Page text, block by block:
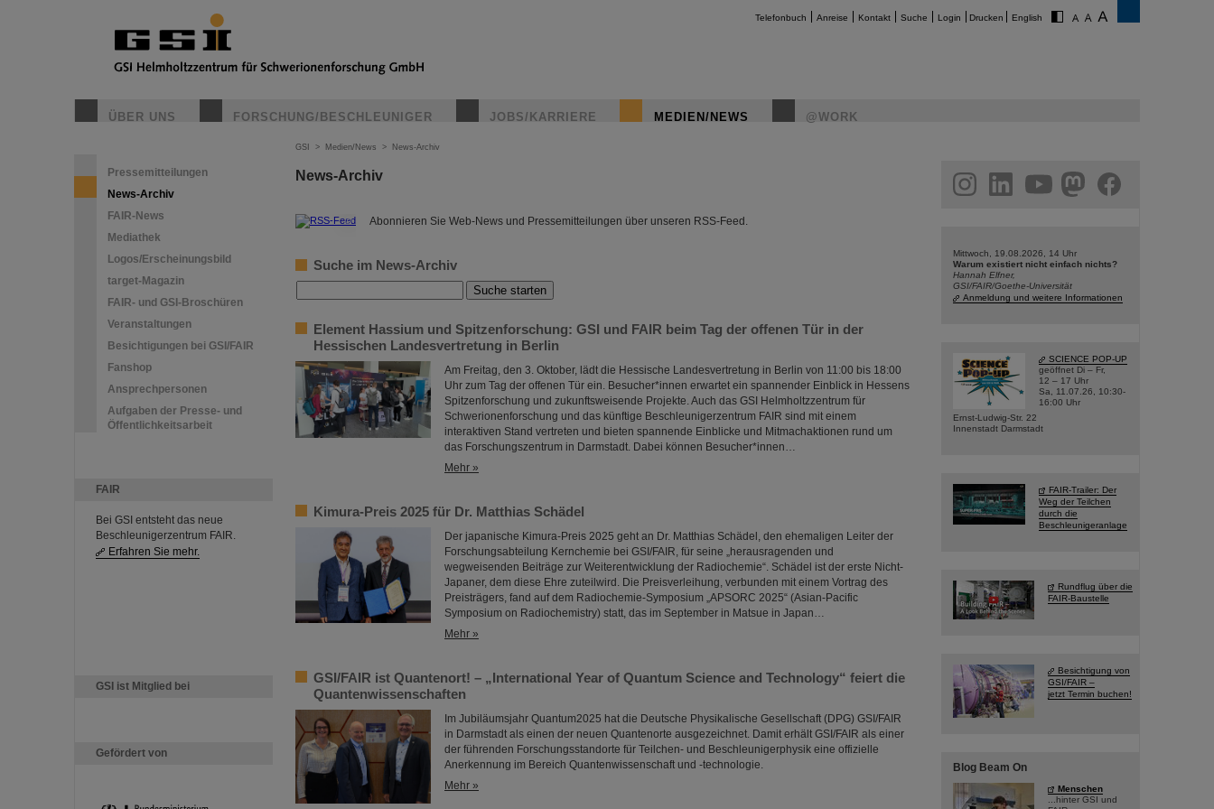
Telefonbuch Anreise Kontakt Suche Login Drucken English
ÜBER UNS FORSCHUNG/BESCHLEUNIGER JOBS/KARRIERE MEDIEN/NEWS @WORK
Pressemitteilungen
News-Archiv
FAIR-News
Mediathek
Logos/Erscheinungsbild
target-Magazin
FAIR- und GSI-Broschüren
Veranstaltungen
Besichtigungen bei GSI/FAIR
Fanshop
Ansprechpersonen
Aufgaben der Presse- und
Öffentlichkeitsarbeit
FAIR
Bei GSI entsteht das neue
Beschleunigerzentrum FAIR.
Erfahren Sie mehr.
GSI ist Mitglied bei
Gefördert von
GSI > Medien/News > News-Archiv
News-Archiv
© Abonnieren Sie Web-News und Pressemitteilungen über unseren RSS-Feed.
Suche im News-Archiv
Element Hassium und Spitzenforschung: GSI und FAIR beim Tag der offenen Tür in der
Hessischen Landesvertretung in Berlin
Am Freitag, den 3. Oktober, lädt die Hessische Landesvertretung in Berlin von 11:00 bis 18:00
Uhr zum Tag der offenen Tür ein. Besucher*innen erwartet ein spannender Einblick in Hessens
Spitzenforschung und zukunftsweisende Projekte. Auch das GSI Helmholtzzentrum für
Schwerionenforschung und das künftige Beschleunigerzentrum FAIR sind mit einem
interaktiven Stand vertreten und bieten spannende Einblicke und Mitmachaktionen rund um
das Forschungszentrum in Darmstadt. Dabei können Besucher*innen…
Mehr »
Kimura-Preis 2025 für Dr. Matthias Schädel
Der japanische Kimura-Preis 2025 geht an Dr. Matthias Schädel, den ehemaligen Leiter der
Forschungsabteilung Kernchemie bei GSI/FAIR, für seine „herausragenden und
wegweisenden Beiträge zur Weiterentwicklung der Radiochemie“. Schädel ist der erste Nicht-
Japaner, dem diese Ehre zuteilwird. Die Preisverleihung, verbunden mit einem Vortrag des
Preisträgers, fand auf dem Radiochemie-Symposium „APSORC 2025“ (Asian-Pacific
Symposium on Radiochemistry) statt, das im September in Matsue in Japan…
Mehr »
GSI/FAIR ist Quantenort! – „International Year of Quantum Science and Technology“ feiert die
Quantenwissenschaften
Im Jubiläumsjahr Quantum2025 hat die Deutsche Physikalische Gesellschaft (DPG) GSI/FAIR
in Darmstadt als einen der neuen Quantenorte ausgezeichnet. Damit erhält GSI/FAIR als einer
der führenden Forschungsstandorte für Teilchen- und Beschleunigerphysik eine offizielle
Anerkennung im Bereich Quantenwissenschaft und -technologie.
Mehr »
facebook
Mittwoch, 19.08.2026, 14 Uhr
Warum existiert nicht einfach nichts?
Hannah Elfner,
GSI/FAIR/Goethe-Universität
Anmeldung und weitere Informationen
SCIENCE POP-UP
geöffnet Di – Fr,
12 – 17 Uhr
Sa, 11.07.26, 10:30-
16:00 Uhr
Ernst-Ludwig-Str. 22
Innenstadt Darmstadt
FAIR-Trailer: Der
Weg der Teilchen
durch die
Beschleunigeranlage
Rundflug über die
FAIR-Baustelle
Besichtigung von
GSI/FAIR –
jetzt Termin buchen!
Blog Beam On
Menschen
...hinter GSI und